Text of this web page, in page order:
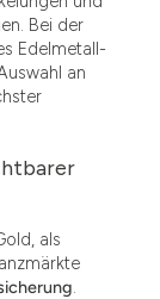
Bei der
Edelmetall-
an
als
.